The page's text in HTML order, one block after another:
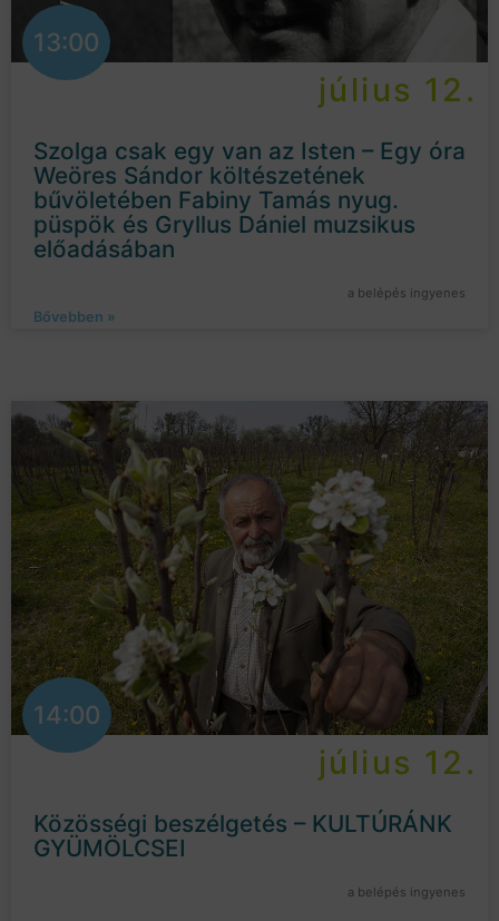
13:00
július 12.
Szolga csak egy van az Isten – Egy óra
Weöres Sándor költészetének
bűvöletében Fabiny Tamás nyug.
püspök és Gryllus Dániel muzsikus
előadásában
a belépés ingyenes
Bővebben »
14:00
július 12.
Közösségi beszélgetés – KULTÚRÁNK
GYÜMÖLCSEI
a belépés ingyenes